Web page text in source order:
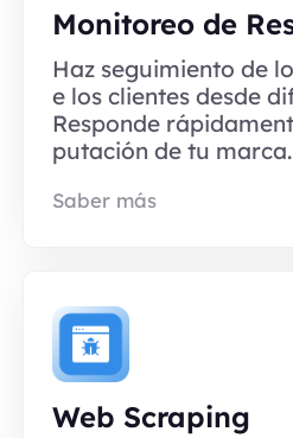
Monitoreo de
Haz seguimiento de
e los clientes desde
Responde
putación de tu marca.
Saber más
Web Scraping